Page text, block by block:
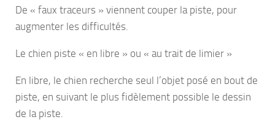
De « faux traceurs » viennent couper la piste, pour
augmenter les difficultés.
Le chien piste « en libre » ou « au trait de limier »
En libre, le chien recherche seul l’objet posé en bout de
piste, en suivant le plus fidèlement possible le dessin
de la piste.